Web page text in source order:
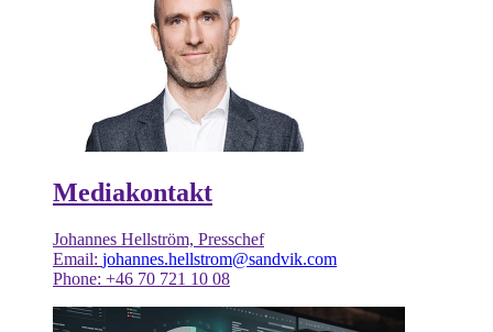
Mediakontakt
Johannes Hellström, Presschef
Email: johannes.hellstrom@sandvik.com
Phone: +46 70 721 10 08